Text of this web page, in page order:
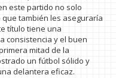
este partido no solo
también les aseguraría
título tiene una
consistencia y el buen
mitad de la
un fútbol sólido y
delantera eficaz.